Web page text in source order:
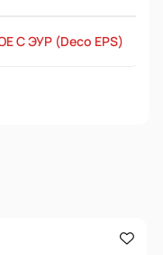
С ЭУР (Deco EPS)